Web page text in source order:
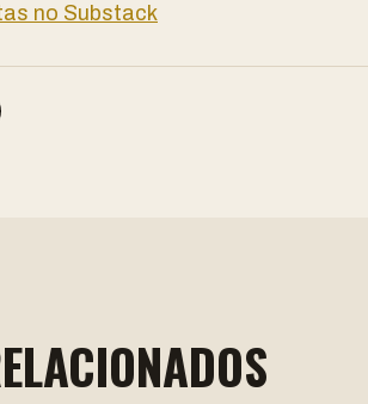
no Substack